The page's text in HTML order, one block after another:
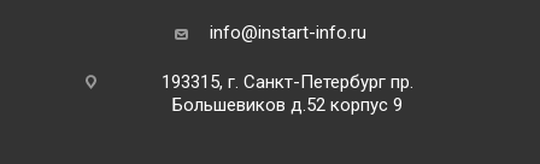
info@instart-info.ru
193315, г. Санкт-Петербург пр.
Большевиков д.52 корпус 9